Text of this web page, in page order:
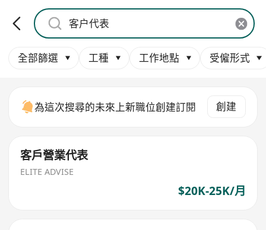
全部篩選 工種 工作地點 受僱形式
為這次搜尋的未來上新職位創建訂閱 創建
客戶營業代表
ELITE ADVISE
$20K-25K/月